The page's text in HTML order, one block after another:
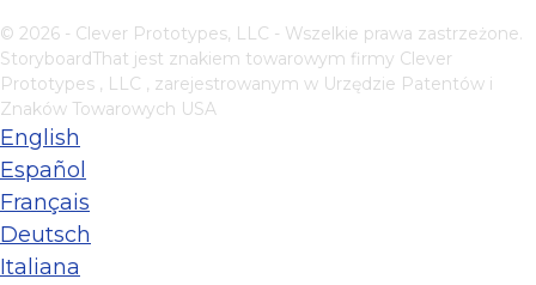
© 2026 - Clever Prototypes, LLC - Wszelkie prawa zastrzeżone.
StoryboardThat jest znakiem towarowym firmy Clever
Prototypes , LLC , zarejestrowanym w Urzędzie Patentów i
Znaków Towarowych USA
English
Español
Français
Deutsch
Italiana